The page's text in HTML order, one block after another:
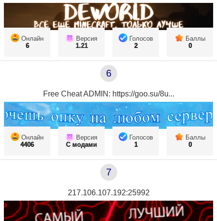
Онлайн
6
Версия
1.21
Голосов
2
Баллы
0
6
Free Cheat ADMIN: https://goo.su/8u...
Онлайн
4406
Версия
С модами
Голосов
1
Баллы
0
7
217.106.107.192:25992